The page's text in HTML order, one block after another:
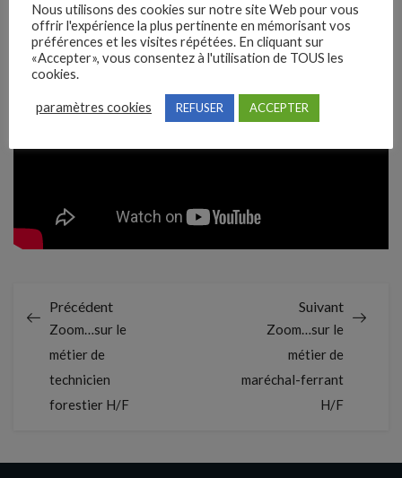
Précédent
Zoom…sur le
métier de
technicien
forestier H/F
Suivant
Zoom…sur le
métier de
maréchal-ferrant
H/F
Nous utilisons des cookies sur notre site Web pour vous
offrir l'expérience la plus pertinente en mémorisant vos
préférences et les visites répétées. En cliquant sur
«Accepter», vous consentez à l'utilisation de TOUS les
cookies.
paramètres cookies REFUSER ACCEPTER